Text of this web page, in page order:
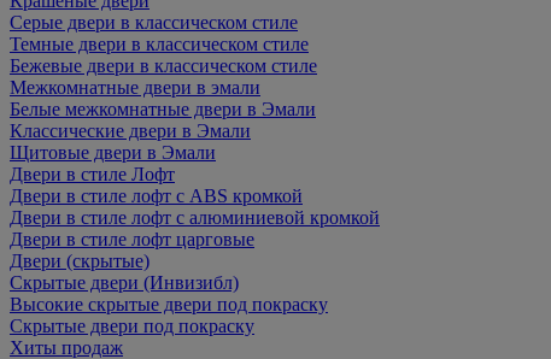
Серые двери в классическом стиле
Темные двери в классическом стиле
Бежевые двери в классическом стиле
Межкомнатные двери в эмали
Белые межкомнатные двери в Эмали
Классические двери в Эмали
Щитовые двери в Эмали
Двери в стиле Лофт
Двери в стиле лофт с ABS кромкой
Двери в стиле лофт с алюминиевой кромкой
Двери в стиле лофт царговые
Двери (скрытые)
Скрытые двери (Инвизибл)
Высокие скрытые двери под покраску
Скрытые двери под покраску
Хиты продаж